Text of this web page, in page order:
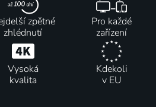
2006-2007 | Komedie
Světáci
79
3 díly
Chalupáři
zpětné
zhlédnutí
Pro každé
zařízení
Vysoká
kvalita
Kdekoli
v EU